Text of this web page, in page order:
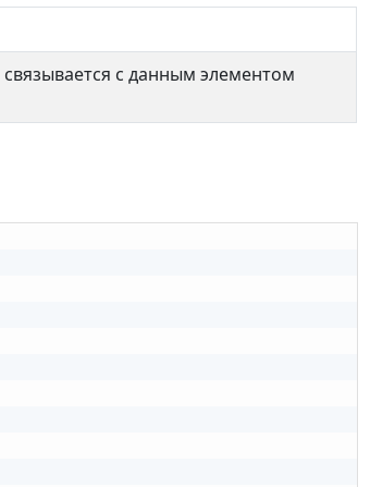
с данным элементом